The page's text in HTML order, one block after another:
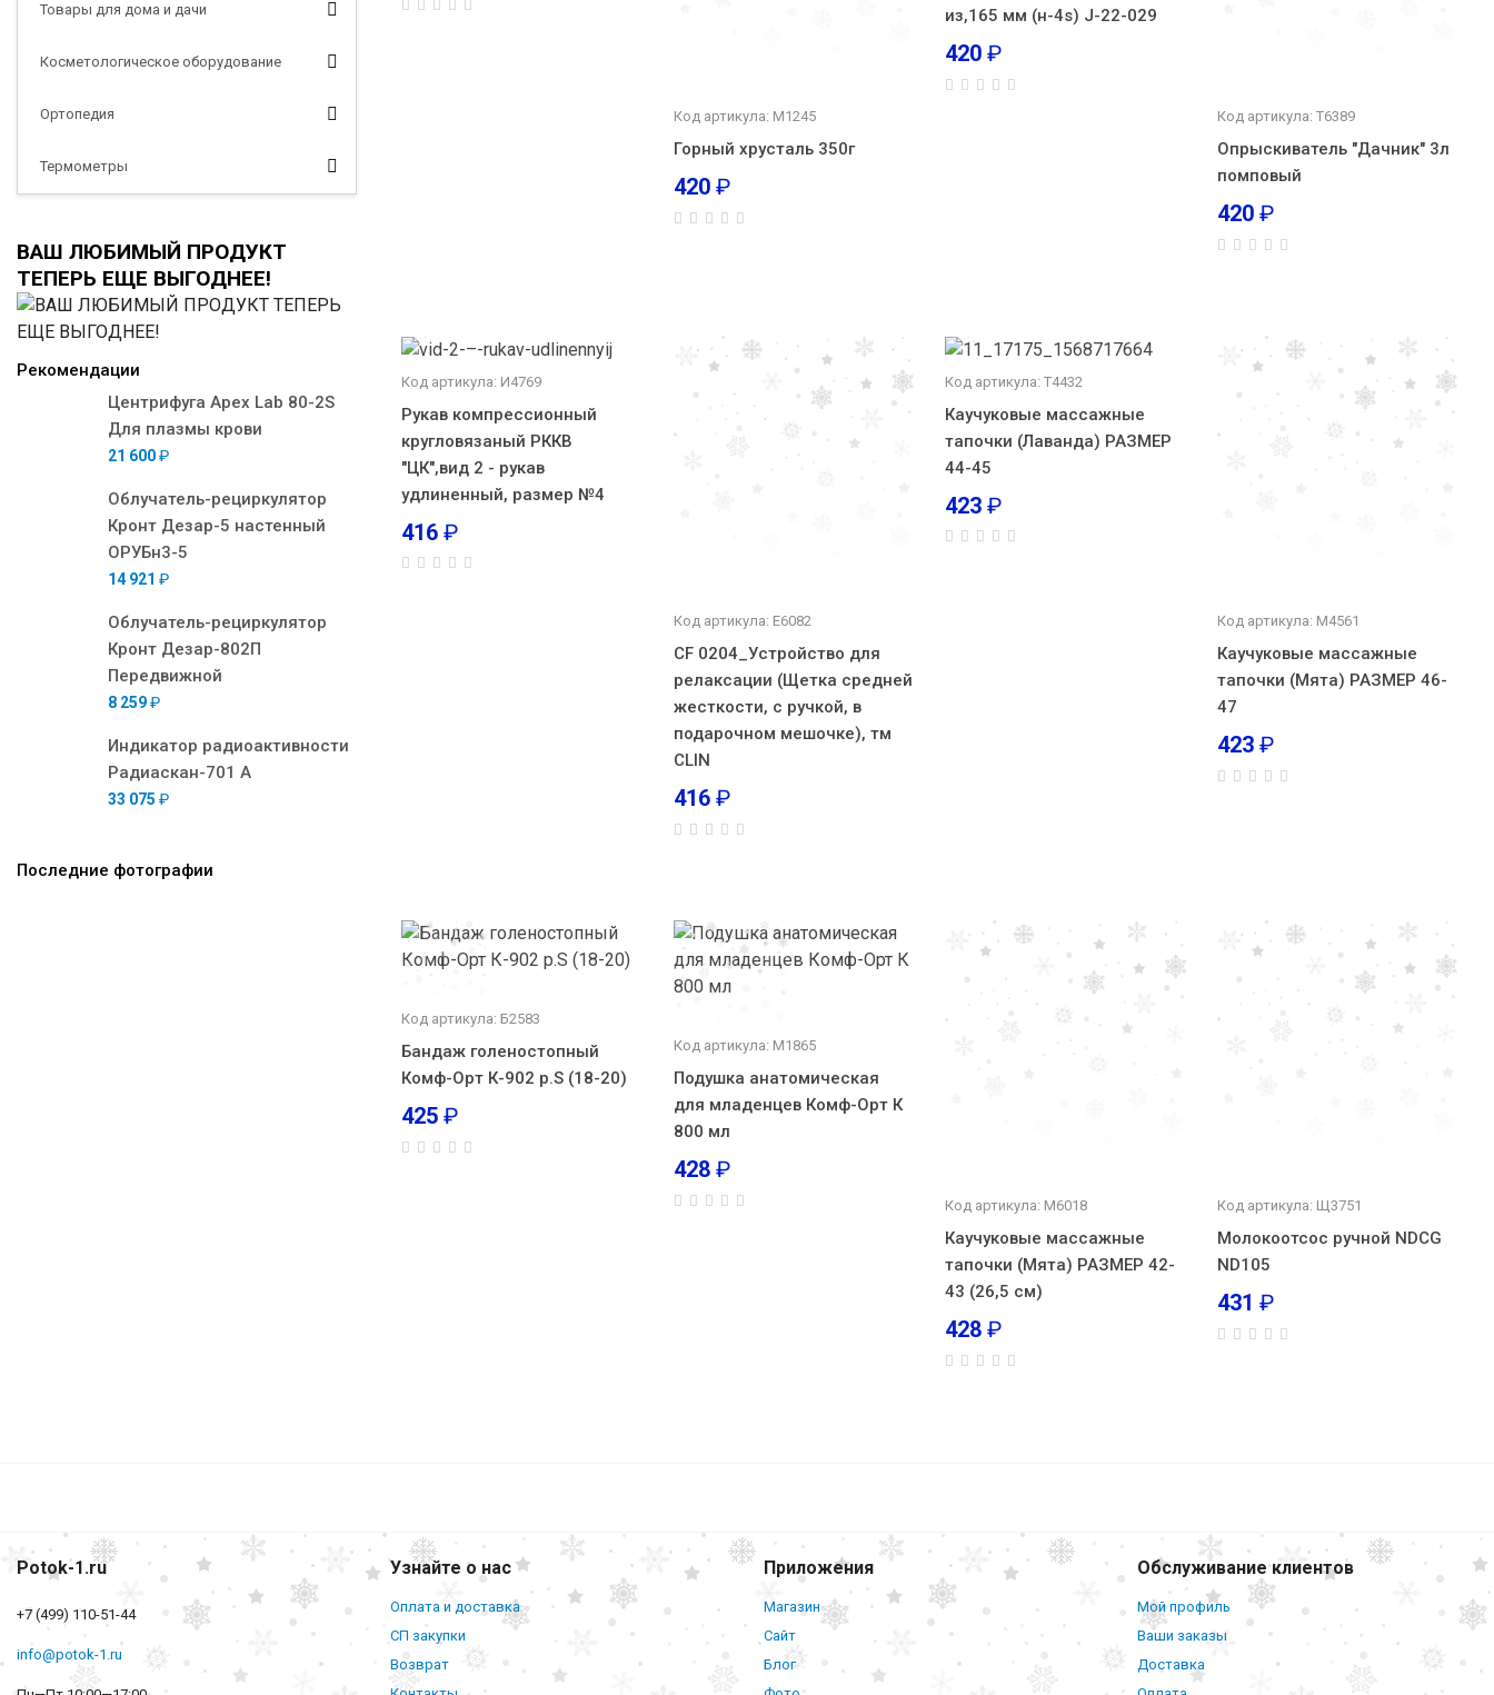
Товары для дома и дачи
Косметологическое оборудование
Ортопедия
Термометры
ВАШ ЛЮБИМЫЙ ПРОДУКТ
ТЕПЕРЬ ЕЩЕ ВЫГОДНЕЕ!
Рекомендации
Центрифуга Apex Lab 80-2S
Для плазмы крови
21 600₽
Облучатель-рециркулятор
Кронт Дезар-5 настенный
ОРУБн3-5
14 921 ₽
Облучатель-рециркулятор
Кронт Дезар-802П
Передвижной
8 259₽
Индикатор радиоактивности
Радиаскан-701 А
33 075 ₽
Последние фотографии
Код артикула: М1245
Горный хрусталь 350г
420 ₽
из,165 мм (н-4s) J-22-029
420 ₽
Код артикула: Т6389
Опрыскиватель "Дачник" 3л
помповый
420 ₽
Код артикула: И4769
Рукав компрессионный
кругловязаный РККВ
"ЦК",вид 2 - рукав
удлиненный, размер №4
416 ₽
Код артикула: E6082
CF 0204_Устройство для
релаксации (Щетка средней
жесткости, с ручкой, в
подарочном мешочке), тм
CLIN
416 ₽
Код артикула: Т4432
Каучуковые массажные
тапочки (Лаванда) РАЗМЕР
44-45
423 ₽
Код артикула: М4561
Каучуковые массажные
тапочки (Мята) РАЗМЕР 46-
47
423 ₽
Код артикула: Б2583
Бандаж голеностопный
Комф-Орт К-902 р.S (18-20)
425 ₽
Код артикула: М1865
Подушка анатомическая
для младенцев Комф-Орт К
800 мл
428 ₽
Код артикула: М6018
Каучуковые массажные
тапочки (Мята) РАЗМЕР 42-
43 (26,5 см)
428 ₽
Код артикула: Щ3751
Молокоотсос ручной NDСG
ND105
431 ₽
Potok-1.ru
+7 (499) 110-51-44
info@potok-1.ru
Узнайте о нас
Оплата и доставка
СП закупки
Возврат
Приложения
Магазин
Сайт
Блог
Обслуживание клиентов
Мой профиль
Ваши заказы
Доставка